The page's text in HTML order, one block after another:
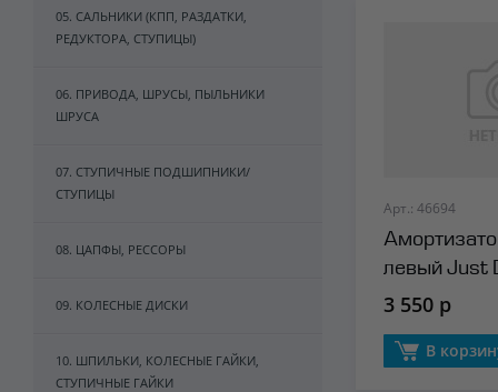
05. САЛЬНИКИ (КПП, РАЗДАТКИ,
РЕДУКТОРА, СТУПИЦЫ)
06. ПРИВОДА, ШРУСЫ, ПЫЛЬНИКИ
ШРУСА
07. СТУПИЧНЫЕ ПОДШИПНИКИ/
СТУПИЦЫ
08. ЦАПФЫ, РЕССОРЫ
09. КОЛЕСНЫЕ ДИСКИ
10. ШПИЛЬКИ, КОЛЕСНЫЕ ГАЙКИ,
СТУПИЧНЫЕ ГАЙКИ
Арт.: 46694
левый Just
3 550 р
В